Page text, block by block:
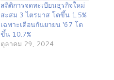
สถิติการจดทะเบียนธุรกิจใหม่
สะสม 3 ไตรมาส โตขึ้น 1.5%
เฉพาะเดือนกันยายน ‘67 โต
ขึ้น 10.7%
ตุลาคม 29, 2024